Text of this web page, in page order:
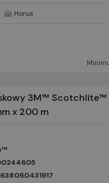
Horus
3M™ Scotchlite™
x 200 m